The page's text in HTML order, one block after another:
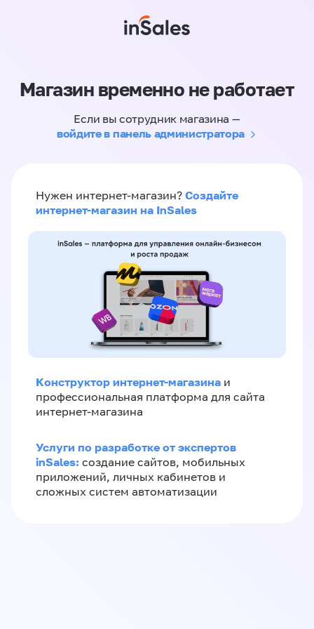
Магазин временно не работает
Если вы сотрудник магазина —
войдите в панель администратора
Нужен интернет-магазин? Создайте
интернет-магазин на InSales
Конструктор интернет-магазина и
профессиональная платформа для сайта
интернет-магазина
Услуги по разработке от экспертов
inSales: создание сайтов, мобильных
приложений, личных кабинетов и
сложных систем автоматизации